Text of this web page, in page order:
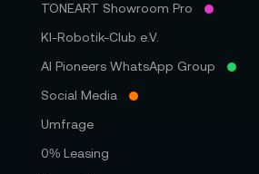
TONEART Showroom Pro
KI-Robotik-Club e.V.
AI Pioneers WhatsApp Group
Social Media
Umfrage
0% Leasing